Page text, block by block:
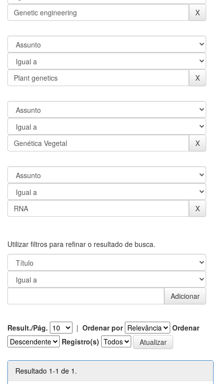
Utilizar filtros para refinar o resultado de busca.
Result./Pág. | Ordenar por
Ordenar
Registro(s)
Resultado 1-1 de 1.